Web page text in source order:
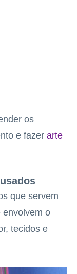
os
e fazer arte
que servem
envolvem o
tecidos e